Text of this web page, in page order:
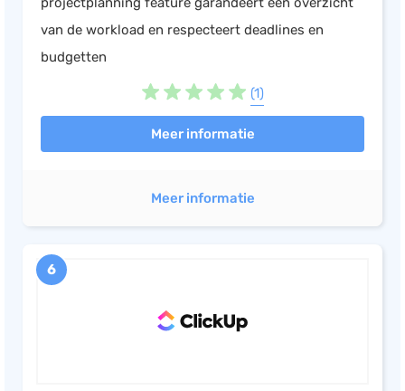
van de workload en respecteert deadlines en
budgetten
(1)
Meer informatie
Meer informatie
6